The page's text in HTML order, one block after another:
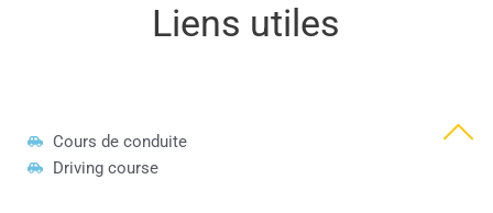
TARIFS
Liens utiles
Cours de conduite
Driving course